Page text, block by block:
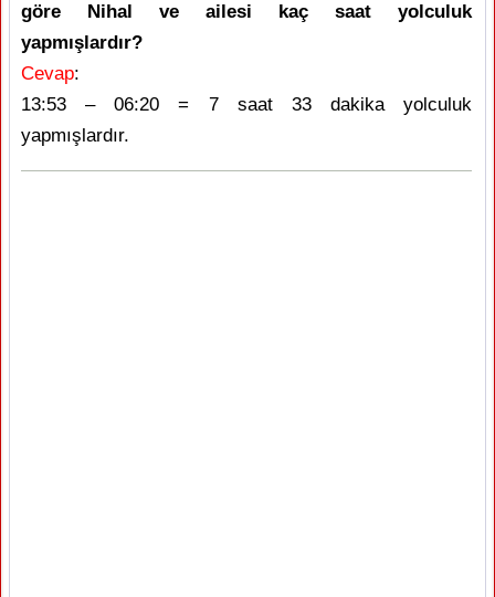
göre Nihal ve ailesi kaç saat yolculuk
yapmışlardır?
Cevap:
13:53 – 06:20 = 7 saat 33 dakika yolculuk
yapmışlardır.